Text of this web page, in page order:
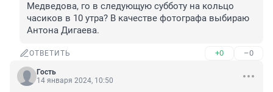
Медведова, го в следующую субботу на кольцо
часиков в 10 утра? В качестве фотографа выбираю
Антона Дигаева.
ОТВЕТИТЬ +0 –0
Гость
14 января 2024, 10:50